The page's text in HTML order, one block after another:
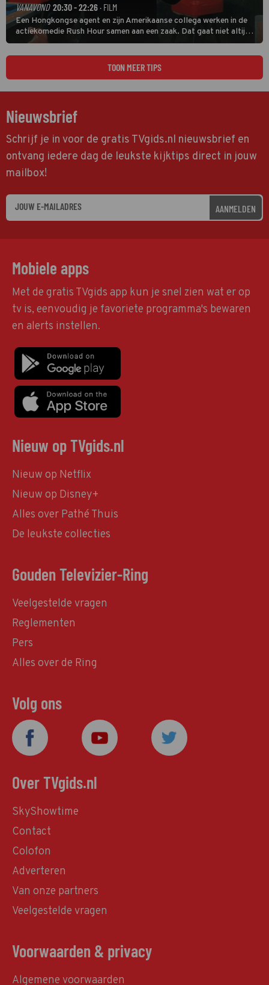
VANAVOND 20:30 - 22:26 · FILM
Een Hongkongse agent en zijn Amerikaanse collega werken in de
actiekomedie Rush Hour samen aan een zaak. Dat gaat niet altijd
van een leien dakje.
TOON MEER TIPS
Nieuwsbrief
Schrijf je in voor de gratis TVgids.nl nieuwsbrief en
ontvang iedere dag de leukste kijktips direct in jouw
mailbox!
AANMELDEN
Mobiele apps
Met de gratis TVgids app kun je snel zien wat er op
tv is, eenvoudig je favoriete programma's bewaren
en alerts instellen.
Nieuw op TVgids.nl
Nieuw op Netflix
Nieuw op Disney+
Alles over Pathé Thuis
De leukste collecties
Gouden Televizier-Ring
Veelgestelde vragen
Reglementen
Pers
Alles over de Ring
Volg ons
Over TVgids.nl
SkyShowtime
Contact
Colofon
Adverteren
Van onze partners
Veelgestelde vragen
Voorwaarden & privacy
Algemene voorwaarden